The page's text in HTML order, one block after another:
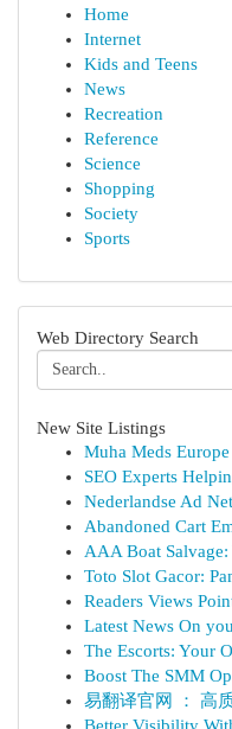
Home
Internet
Kids and Teens
News
Recreation
Reference
Science
Shopping
Society
Sports
Web Directory Search
New Site Listings
Muha Meds Europe
SEO Experts
Nederlandse Ad
Abandoned Cart
AAA Boat
Toto Slot Gacor:
Readers Views
Latest News On
The Escorts: Your
Boost The SMM
易翻译官网 ： 高